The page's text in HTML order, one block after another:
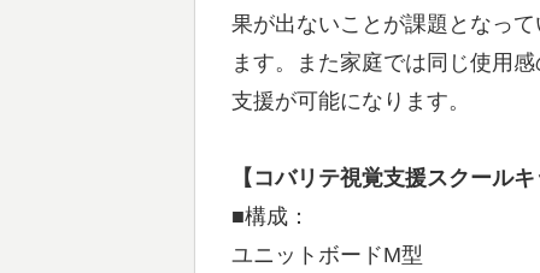
果が出ないことが課題となっ
ます。また家庭では同じ使用
支援が可能になります。
【コバリテ視覚支援スクール
■構成：
ユニットボードM型 ２